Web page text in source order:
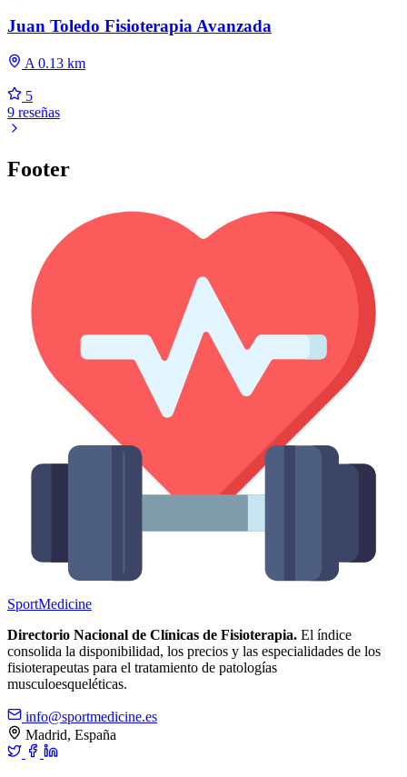
Juan Toledo Fisioterapia Avanzada
A 0.13 km
5
9 reseñas
Footer
SportMedicine
Directorio Nacional de Clínicas de Fisioterapia. El índice
consolida la disponibilidad, los precios y las especialidades de los
fisioterapeutas para el tratamiento de patologías
musculoesqueléticas.
info@sportmedicine.es
Madrid, España